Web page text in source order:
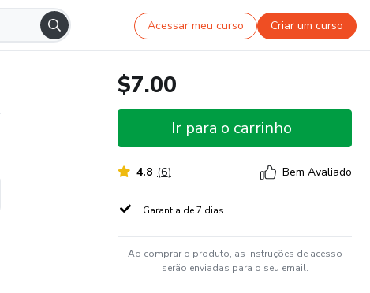
Acessar meu curso Criar um curso
$7.00
Ir para o carrinho
4.8 (6) Bem Avaliado
Garantia de 7 dias
Ao comprar o produto, as instruções de acesso
serão enviadas para o seu email.